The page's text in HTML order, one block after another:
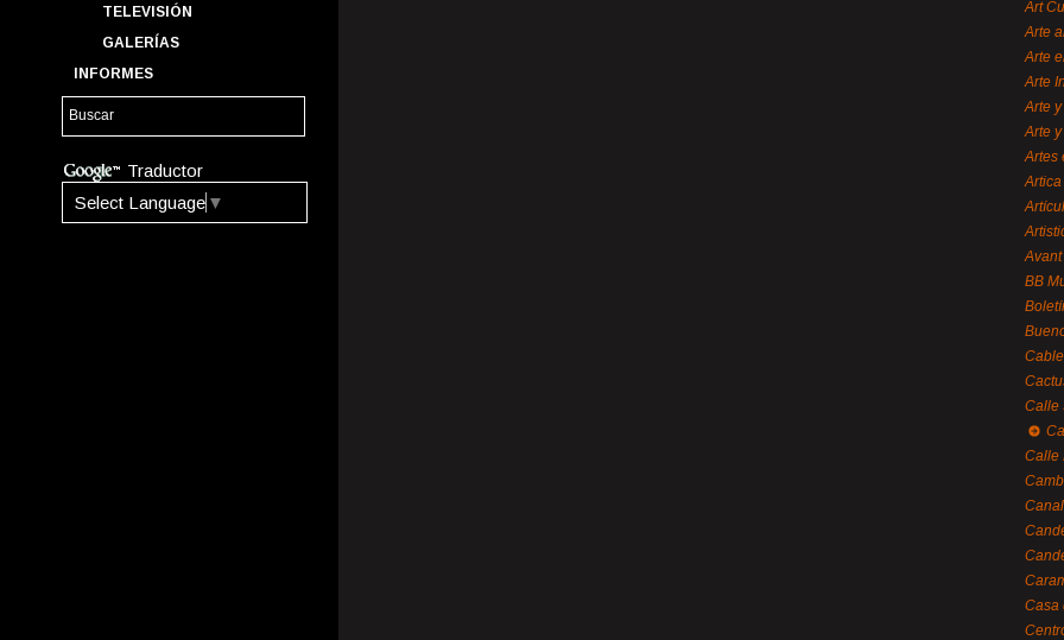
TELEVISIÓN
GALERÍAS
INFORMES
Traductor
Select Language ▼
Art
Arte
Arte
Arte
Arte
Arte
Artes
Artica
BB
Calle
Calle
Casa